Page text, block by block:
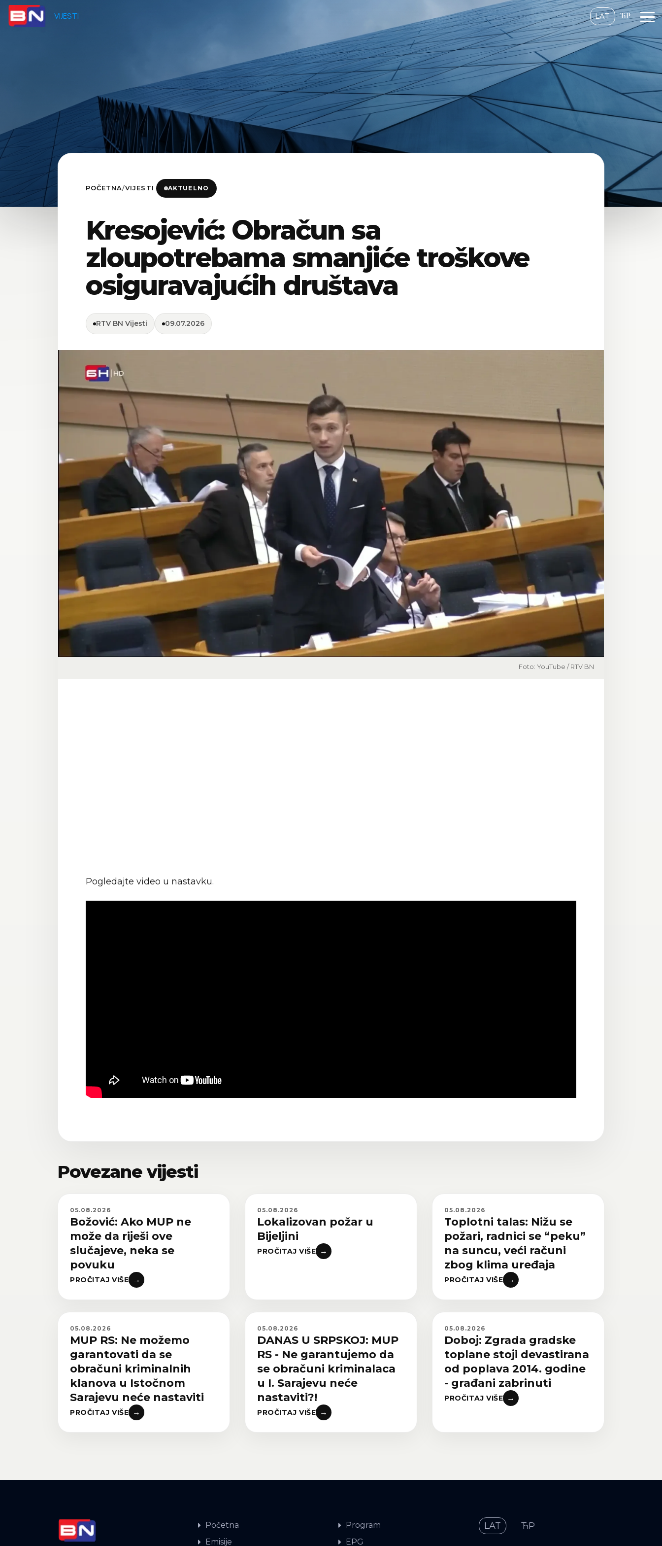
VIJESTI LAT ЋР
POČETNA/VIJESTI AKTUELNO
Kresojević: Obračun sa
zloupotrebama smanjiće troškove
osiguravajućih društava
RTV BN Vijesti 09.07.2026
Foto: YouTube / RTV BN
Pogledajte video u nastavku.
Povezane vijesti
05.08.2026
Božović: Ako MUP ne
može da riješi ove
slučajeve, neka se
povuku
PROČITAJ VIŠE →
05.08.2026
Lokalizovan požar u
Bijeljini
PROČITAJ VIŠE →
05.08.2026
Toplotni talas: Nižu se
požari, radnici se “peku”
na suncu, veći računi
zbog klima uređaja
PROČITAJ VIŠE →
05.08.2026
MUP RS: Ne možemo
garantovati da se
obračuni kriminalnih
klanova u Istočnom
Sarajevu neće nastaviti
PROČITAJ VIŠE →
05.08.2026
DANAS U SRPSKOJ: MUP
RS - Ne garantujemo da
se obračuni kriminalaca
u I. Sarajevu neće
nastaviti?!
PROČITAJ VIŠE →
05.08.2026
Doboj: Zgrada gradske
toplane stoji devastirana
od poplava 2014. godine
- građani zabrinuti
PROČITAJ VIŠE →
Početna
Emisije
Program
EPG
LAT ЋР